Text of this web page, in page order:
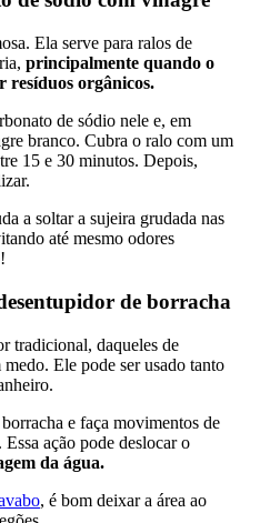
Ela serve para ralos de
principalmente quando o
resíduos orgânicos.
de sódio nele e, em
branco. Cubra o ralo com um
15 e 30 minutos. Depois,
a soltar a sujeira grudada nas
até mesmo odores
de borracha
tradicional, daqueles de
Ele pode ser usado tanto
e faça movimentos de
ação pode deslocar o
da água.
, é bom deixar a área ao